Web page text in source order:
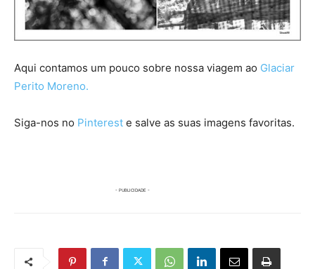
Aqui contamos um pouco sobre nossa viagem ao Glaciar
Perito Moreno.
Siga-nos no Pinterest e salve as suas imagens favoritas.